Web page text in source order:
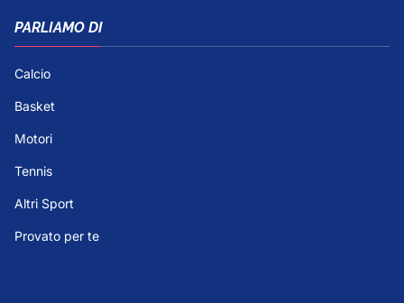
PARLIAMO DI
Calcio
Basket
Motori
Tennis
Altri Sport
Provato per te